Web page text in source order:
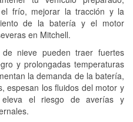
frío, mejorar la tracción y la
de la batería y el motor
en Mitchell.
nieve pueden traer fuertes
y prolongadas temperaturas
la demanda de la batería,
espesan los fluidos del motor y
el riesgo de averías y
de faros
de
y discos de